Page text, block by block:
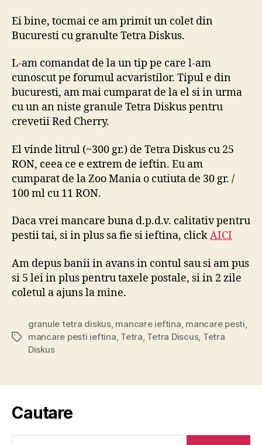
Ei bine, tocmai ce am primit un colet din
Bucuresti cu granulte Tetra Diskus.
L-am comandat de la un tip pe care l-am
cunoscut pe forumul acvaristilor. Tipul e din
bucuresti, am mai cumparat de la el si in urma
cu un an niste granule Tetra Diskus pentru
crevetii Red Cherry.
El vinde litrul (~300 gr.) de Tetra Diskus cu 25
RON, ceea ce e extrem de ieftin. Eu am
cumparat de la Zoo Mania o cutiuta de 30 gr. /
100 ml cu 11 RON.
Daca vrei mancare buna d.p.d.v. calitativ pentru
pestii tai, si in plus sa fie si ieftina, clickAICI
Am depus banii in avans in contul sau si am pus
si 5 lei in plus pentru taxele postale, si in 2 zile
coletul a ajuns la mine.
Tags
granule tetra diskus, mancare ieftina mancare pesti
mancare pesti ieftina Tetra Tetra Discus, Tetra
Diskus
Cautare